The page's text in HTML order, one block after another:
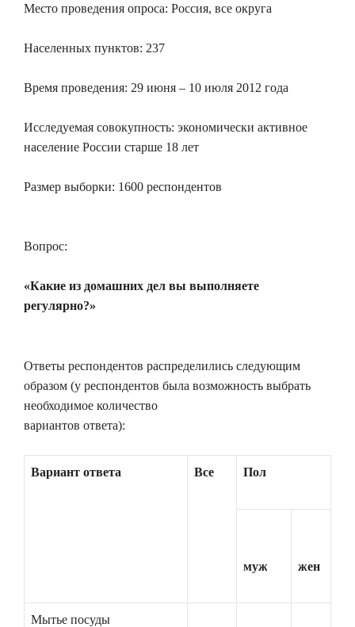
Место проведения опроса: Россия, все округа
Населенных пунктов: 237
Время проведения: 29 июня – 10 июля 2012 года
Исследуемая совокупность: экономически активное
население России старше 18 лет
Размер выборки: 1600 респондентов
Вопрос:
«Какие из домашних дел вы выполняете
регулярно?»
Ответы респондентов распределились следующим
образом (у респондентов была возможность выбрать
необходимое количество
вариантов ответа):
Вариант ответа Все Пол
муж жен
Мытье посуды